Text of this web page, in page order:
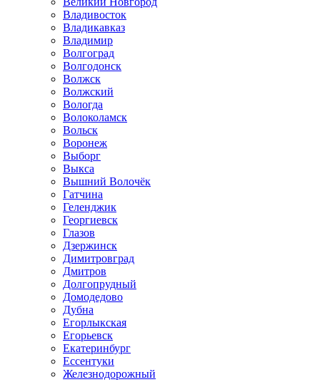
Владивосток
Владикавказ
Владимир
Волгоград
Волгодонск
Волжск
Волжский
Вологда
Волоколамск
Вольск
Воронеж
Выборг
Выкса
Вышний Волочёк
Гатчина
Геленджик
Георгиевск
Глазов
Дзержинск
Димитровград
Дмитров
Долгопрудный
Домодедово
Дубна
Егорлыкская
Егорьевск
Екатеринбург
Ессентуки
Железнодорожный